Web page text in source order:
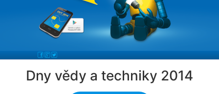
Dny vědy a techniky 2014